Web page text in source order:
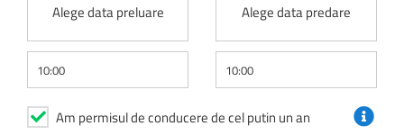
Alege data preluare Alege data predare
Am permisul de conducere de cel putin un an